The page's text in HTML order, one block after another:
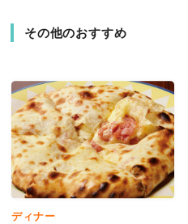
その他のおすすめ
ディナー